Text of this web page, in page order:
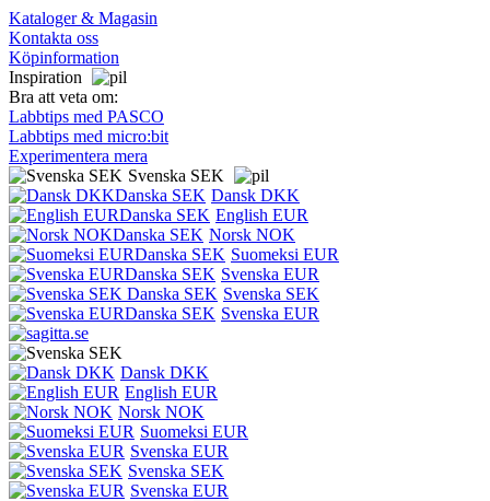
Kataloger & Magasin
Kontakta oss
Köpinformation
Inspiration
Bra att veta om:
Labbtips med PASCO
Labbtips med micro:bit
Experimentera mera
Svenska SEK
Dansk DKK
English EUR
Norsk NOK
Suomeksi EUR
Svenska EUR
Svenska SEK
Svenska EUR
Dansk DKK
English EUR
Norsk NOK
Suomeksi EUR
Svenska EUR
Svenska SEK
Svenska EUR